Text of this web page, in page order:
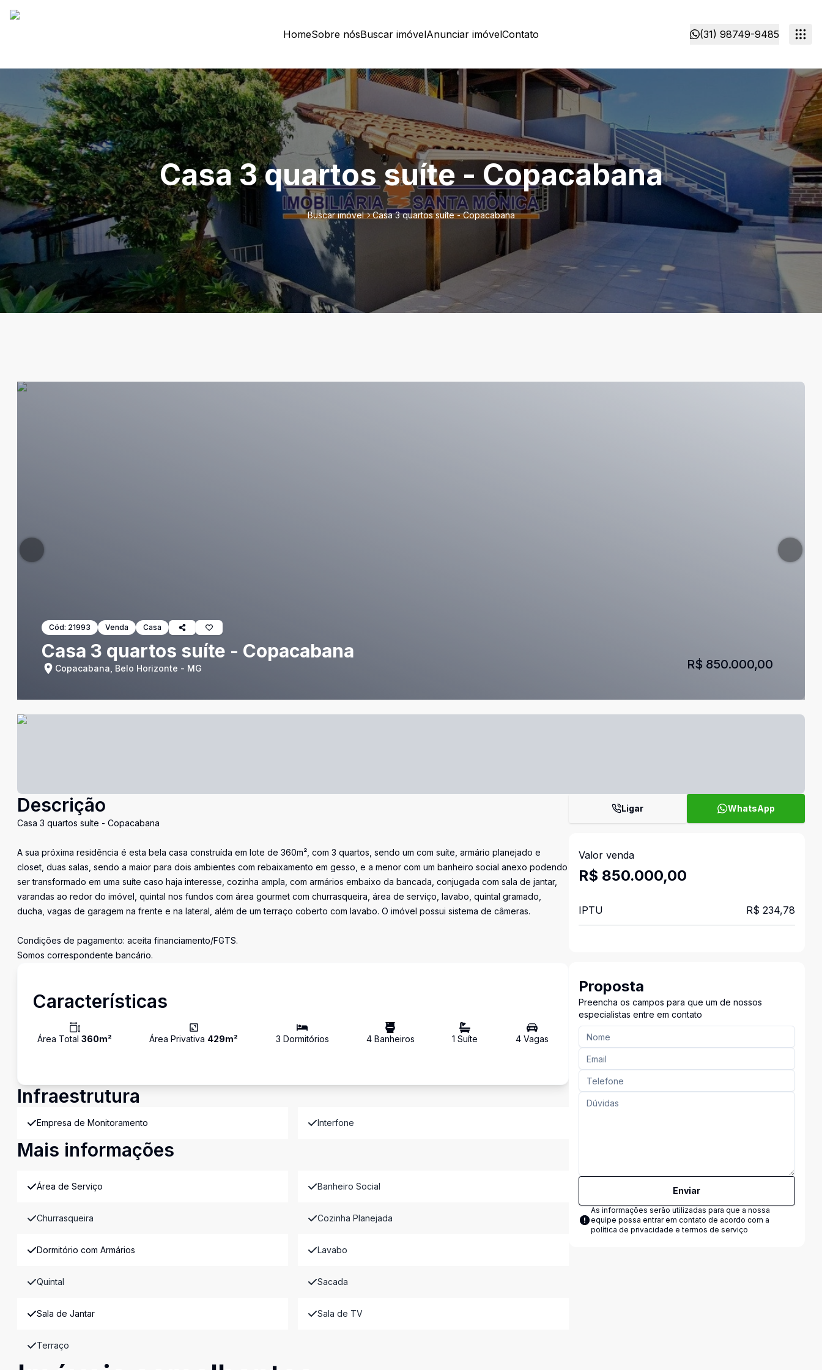
HomeSobre nósBuscar imóvelAnunciar imóvelContato (31) 98749-9485
Casa 3 quartos suíte - Copacabana
Buscar imóvel Casa 3 quartos suíte - Copacabana
Cód: 21993 Venda Casa
Casa 3 quartos suíte - Copacabana
Copacabana, Belo Horizonte - MG R$ 850.000,00
Descrição
Casa 3 quartos suíte - Copacabana
A sua próxima residência é esta bela casa construída em lote de 360m², com 3 quartos, sendo um com suíte, armário planejado e
closet, duas salas, sendo a maior para dois ambientes com rebaixamento em gesso, e a menor com um banheiro social anexo podendo
ser transformado em uma suíte caso haja interesse, cozinha ampla, com armários embaixo da bancada, conjugada com sala de jantar,
varandas ao redor do imóvel, quintal nos fundos com área gourmet com churrasqueira, área de serviço, lavabo, quintal gramado,
ducha, vagas de garagem na frente e na lateral, além de um terraço coberto com lavabo. O imóvel possui sistema de câmeras.
Condições de pagamento: aceita financiamento/FGTS.
Somos correspondente bancário.
Características
Área Total 360m² Área Privativa 429m² 3 Dormitórios 4Banheiros 1 Suíte 4Vagas
Infraestrutura
Empresa de Monitoramento Interfone
Mais informações
Área de Serviço Banheiro Social
Churrasqueira Cozinha Planejada
Dormitório com Armários Lavabo
Quintal Sacada
Sala de Jantar Sala de TV
Terraço
Ligar WhatsApp
Valor venda
R$ 850.000,00
IPTU R$ 234,78
Proposta
Preencha os campos para que um de nossos
especialistas entre em contato
Enviar
As informações serão utilizadas para que a nossa
equipe possa entrar em contato de acordo com a
política de privacidade e termos de serviço